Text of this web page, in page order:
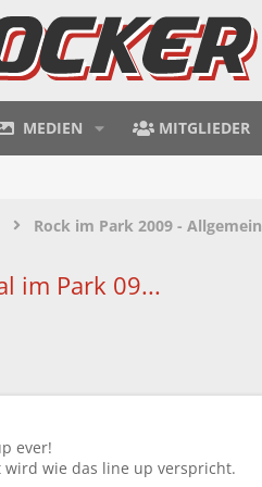
MEDIEN MITGLIEDER
Rock im Park 2009 - Allgemein
im Park 09...
ever!
wird wie das line up verspricht.